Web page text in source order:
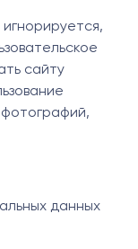
сайту
данных